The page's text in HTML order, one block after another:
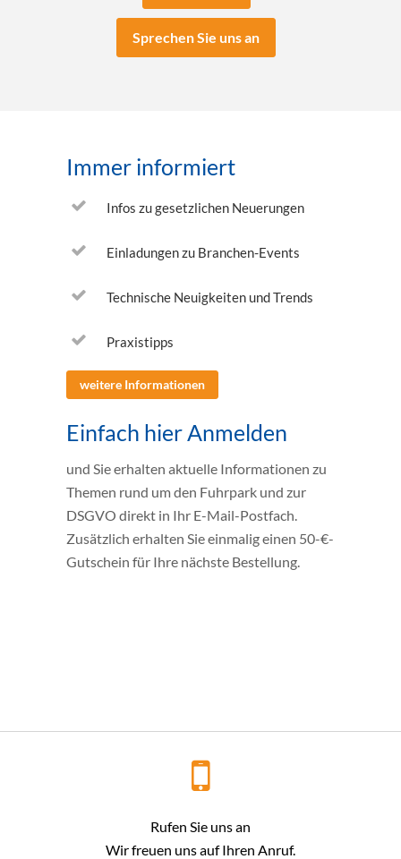
Sprechen Sie uns an
Immer informiert
Infos zu gesetzlichen Neuerungen
Einladungen zu Branchen-Events
Technische Neuigkeiten und Trends
Praxistipps
weitere Informationen
Einfach hier Anmelden
und Sie erhalten aktuelle Informationen zu
Themen rund um den Fuhrpark und zur
DSGVO direkt in Ihr E-Mail-Postfach.
Zusätzlich erhalten Sie einmalig einen 50-€-
Gutschein für Ihre nächste Bestellung.
Rufen Sie uns an
Wir freuen uns auf Ihren Anruf.